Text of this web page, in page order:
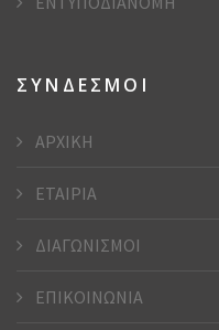
ΣΥΝΔΕΣΜΟΙ
ΑΡΧΙΚΗ
ΕΤΑΙΡΙΑ
ΔΙΑΓΩΝΙΣΜΟΙ
ΕΠΙΚΟΙΝΩΝΙΑ